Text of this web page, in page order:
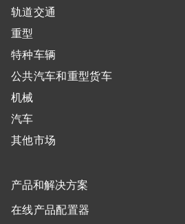
轨道交通
重型
特种车辆
公共汽车和重型货车
机械
汽车
其他市场
产品和解决方案
在线产品配置器